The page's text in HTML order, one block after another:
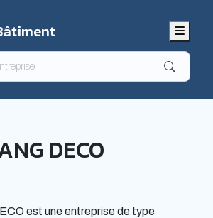
Menu
DECO
est une entreprise de type